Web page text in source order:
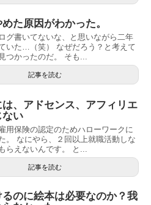
た原因がわかった。
グ書いてないな、と思いながら二年
いた…（笑） なぜだろう？と考えて
つかったのだ。 そも...
記事を読む
、アドセンス、アフィリエ
ない
用保険の認定のためハローワークに
。 なにやら、２回以上就職活動しな
らえないんです。 と...
記事を読む
のに絵本は必要なのか？我